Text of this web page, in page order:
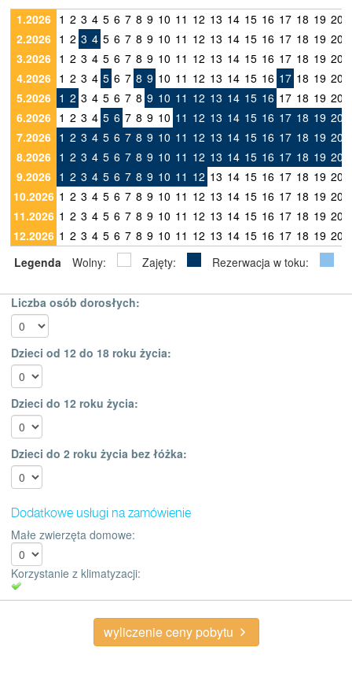
1.2026 1 2 3 4 5 6 7 8 9 10 11 12 13 14 15 16 17 18 19 20
2.2026 1 2 3 4 5 6 7 8 9 10 11 12 13 14 15 16 17 18 19 20
3.2026 1 2 3 4 5 6 7 8 9 10 11 12 13 14 15 16 17 18 19 20
4.2026 1 2 3 4 5 6 7 8 9 10 11 12 13 14 15 16 17 18 19 20
5.2026 1 2 3 4 5 6 7 8 9 10 11 12 13 14 15 16 17 18 19 20
6.2026 1 2 3 4 5 6 7 8 9 10 11 12 13 14 15 16 17 18 19 20
7.2026 1 2 3 4 5 6 7 8 9 10 11 12 13 14 15 16 17 18 19 20
8.2026 1 2 3 4 5 6 7 8 9 10 11 12 13 14 15 16 17 18 19 20
9.2026 1 2 3 4 5 6 7 8 9 10 11 12 13 14 15 16 17 18 19 20
10.2026 1 2 3 4 5 6 7 8 9 10 11 12 13 14 15 16 17 18 19 20
11.2026 1 2 3 4 5 6 7 8 9 10 11 12 13 14 15 16 17 18 19 20
12.2026 1 2 3 4 5 6 7 8 9 10 11 12 13 14 15 16 17 18 19 20
Legenda
Wolny: Zajęty: Rezerwacja w toku:
Liczba osób dorosłych:
Dzieci od 12 do 18 roku życia:
Dzieci do 12 roku życia:
Dzieci do 2 roku życia bez łóżka:
Dodatkowe usługi na zamówienie
Małe zwierzęta domowe:
Korzystanie z klimatyzacji:
wyliczenie ceny pobytu